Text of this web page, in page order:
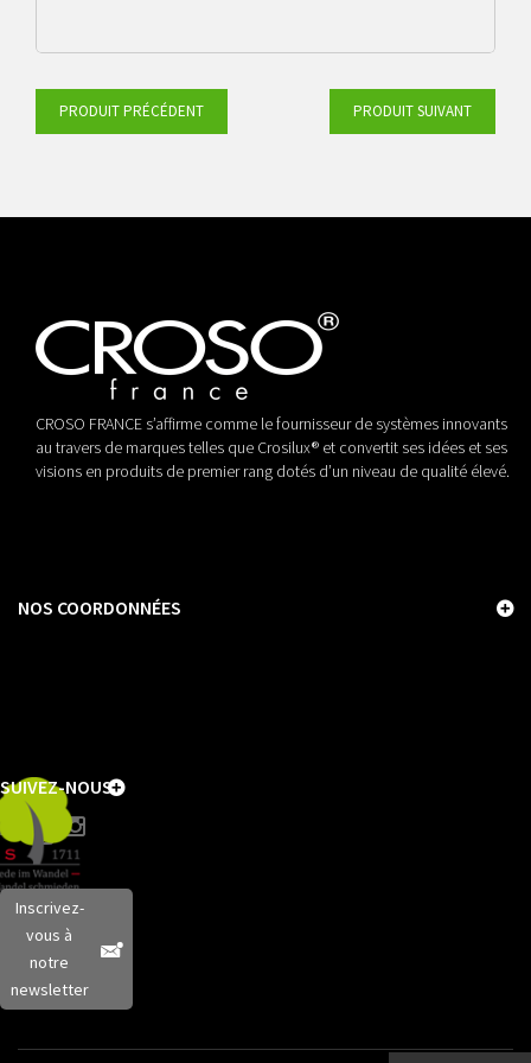
rouge/blanc
PRODUIT PRÉCÉDENT PRODUIT SUIVANT
CROSO FRANCE s’affirme comme le fournisseur de systèmes innovants
au travers de marques telles que Crosilux® et convertit ses idées et ses
visions en produits de premier rang dotés d’un niveau de qualité élevé.
NOS COORDONNÉES
SUIVEZ-NOUS
Inscrivez-
vous à
notre
newsletter